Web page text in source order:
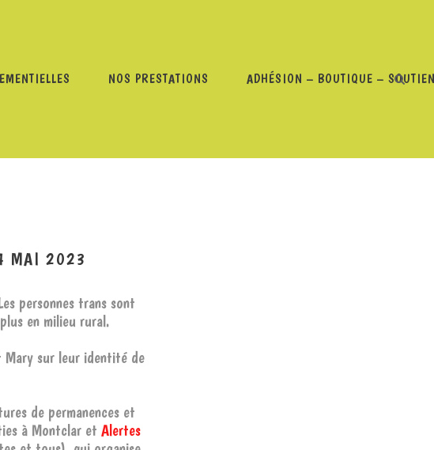
NOS PRESTATIONS ADHÉSION – BOUTIQUE –
MAI 2023
personnes trans sont
en milieu rural.
Mary sur leur identité de
de permanences et
à Montclar et Alertes